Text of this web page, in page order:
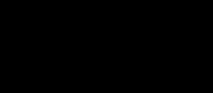
строгие, но на готовых снимках поставили